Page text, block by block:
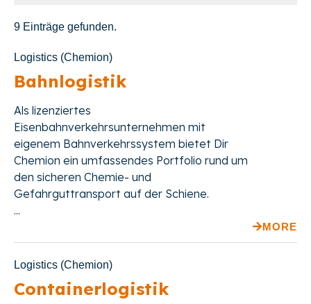
9 Einträge gefunden.
Logistics (Chemion)
Bahnlogistik
Als lizenziertes
Eisenbahnverkehrsunternehmen mit
eigenem Bahnverkehrssystem bietet Dir
Chemion ein umfassendes Portfolio rund um
den sicheren Chemie- und
Gefahrguttransport auf der Schiene.
...
MORE
Logistics (Chemion)
Containerlogistik